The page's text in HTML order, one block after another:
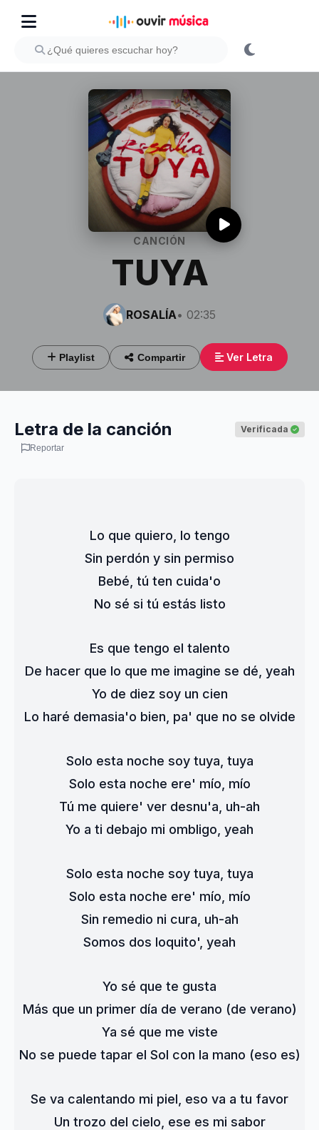
CANCIÓN
TUYA
ROSALÍA• 02:35
Playlist Compartir Ver Letra
Letra de la canción Verificada
Reportar
Lo que quiero, lo tengo
Sin perdón y sin permiso
Bebé, tú ten cuida'o
No sé si tú estás listo
Es que tengo el talento
De hacer que lo que me imagine se dé, yeah
Yo de diez soy un cien
Lo haré demasia'o bien, pa' que no se olvide
Solo esta noche soy tuya, tuya
Solo esta noche ere' mío, mío
Tú me quiere' ver desnu'a, uh-ah
Yo a ti debajo mi ombligo, yeah
Solo esta noche soy tuya, tuya
Solo esta noche ere' mío, mío
Sin remedio ni cura, uh-ah
Somos dos loquito', yeah
Yo sé que te gusta
Más que un primer día de verano (de verano)
Ya sé que me viste
No se puede tapar el Sol con la mano (eso es)
Se va calentando mi piel, eso va a tu favor
Un trozo del cielo, ese es mi sabor